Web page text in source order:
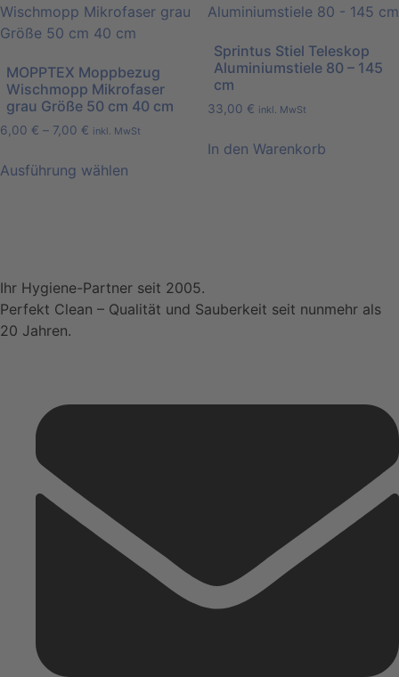
mehrere
auf.
Die
können
auf
MOPPTEX Moppbezug
Wischmopp Mikrofaser
grau Größe 50 cm 40 cm
6,00 € – 7,00 € inkl. MwSt
Ausführung wählen
auf.
Die
Optionen
Produktseite
werden
Sprintus Stiel Teleskop
Aluminiumstiele 80 – 145
cm
33,00 € inkl. MwSt
In den Warenkorb
Ihr Hygiene-Partner seit 2005.
Perfekt Clean – Qualität und Sauberkeit seit nunmehr als
20 Jahren.